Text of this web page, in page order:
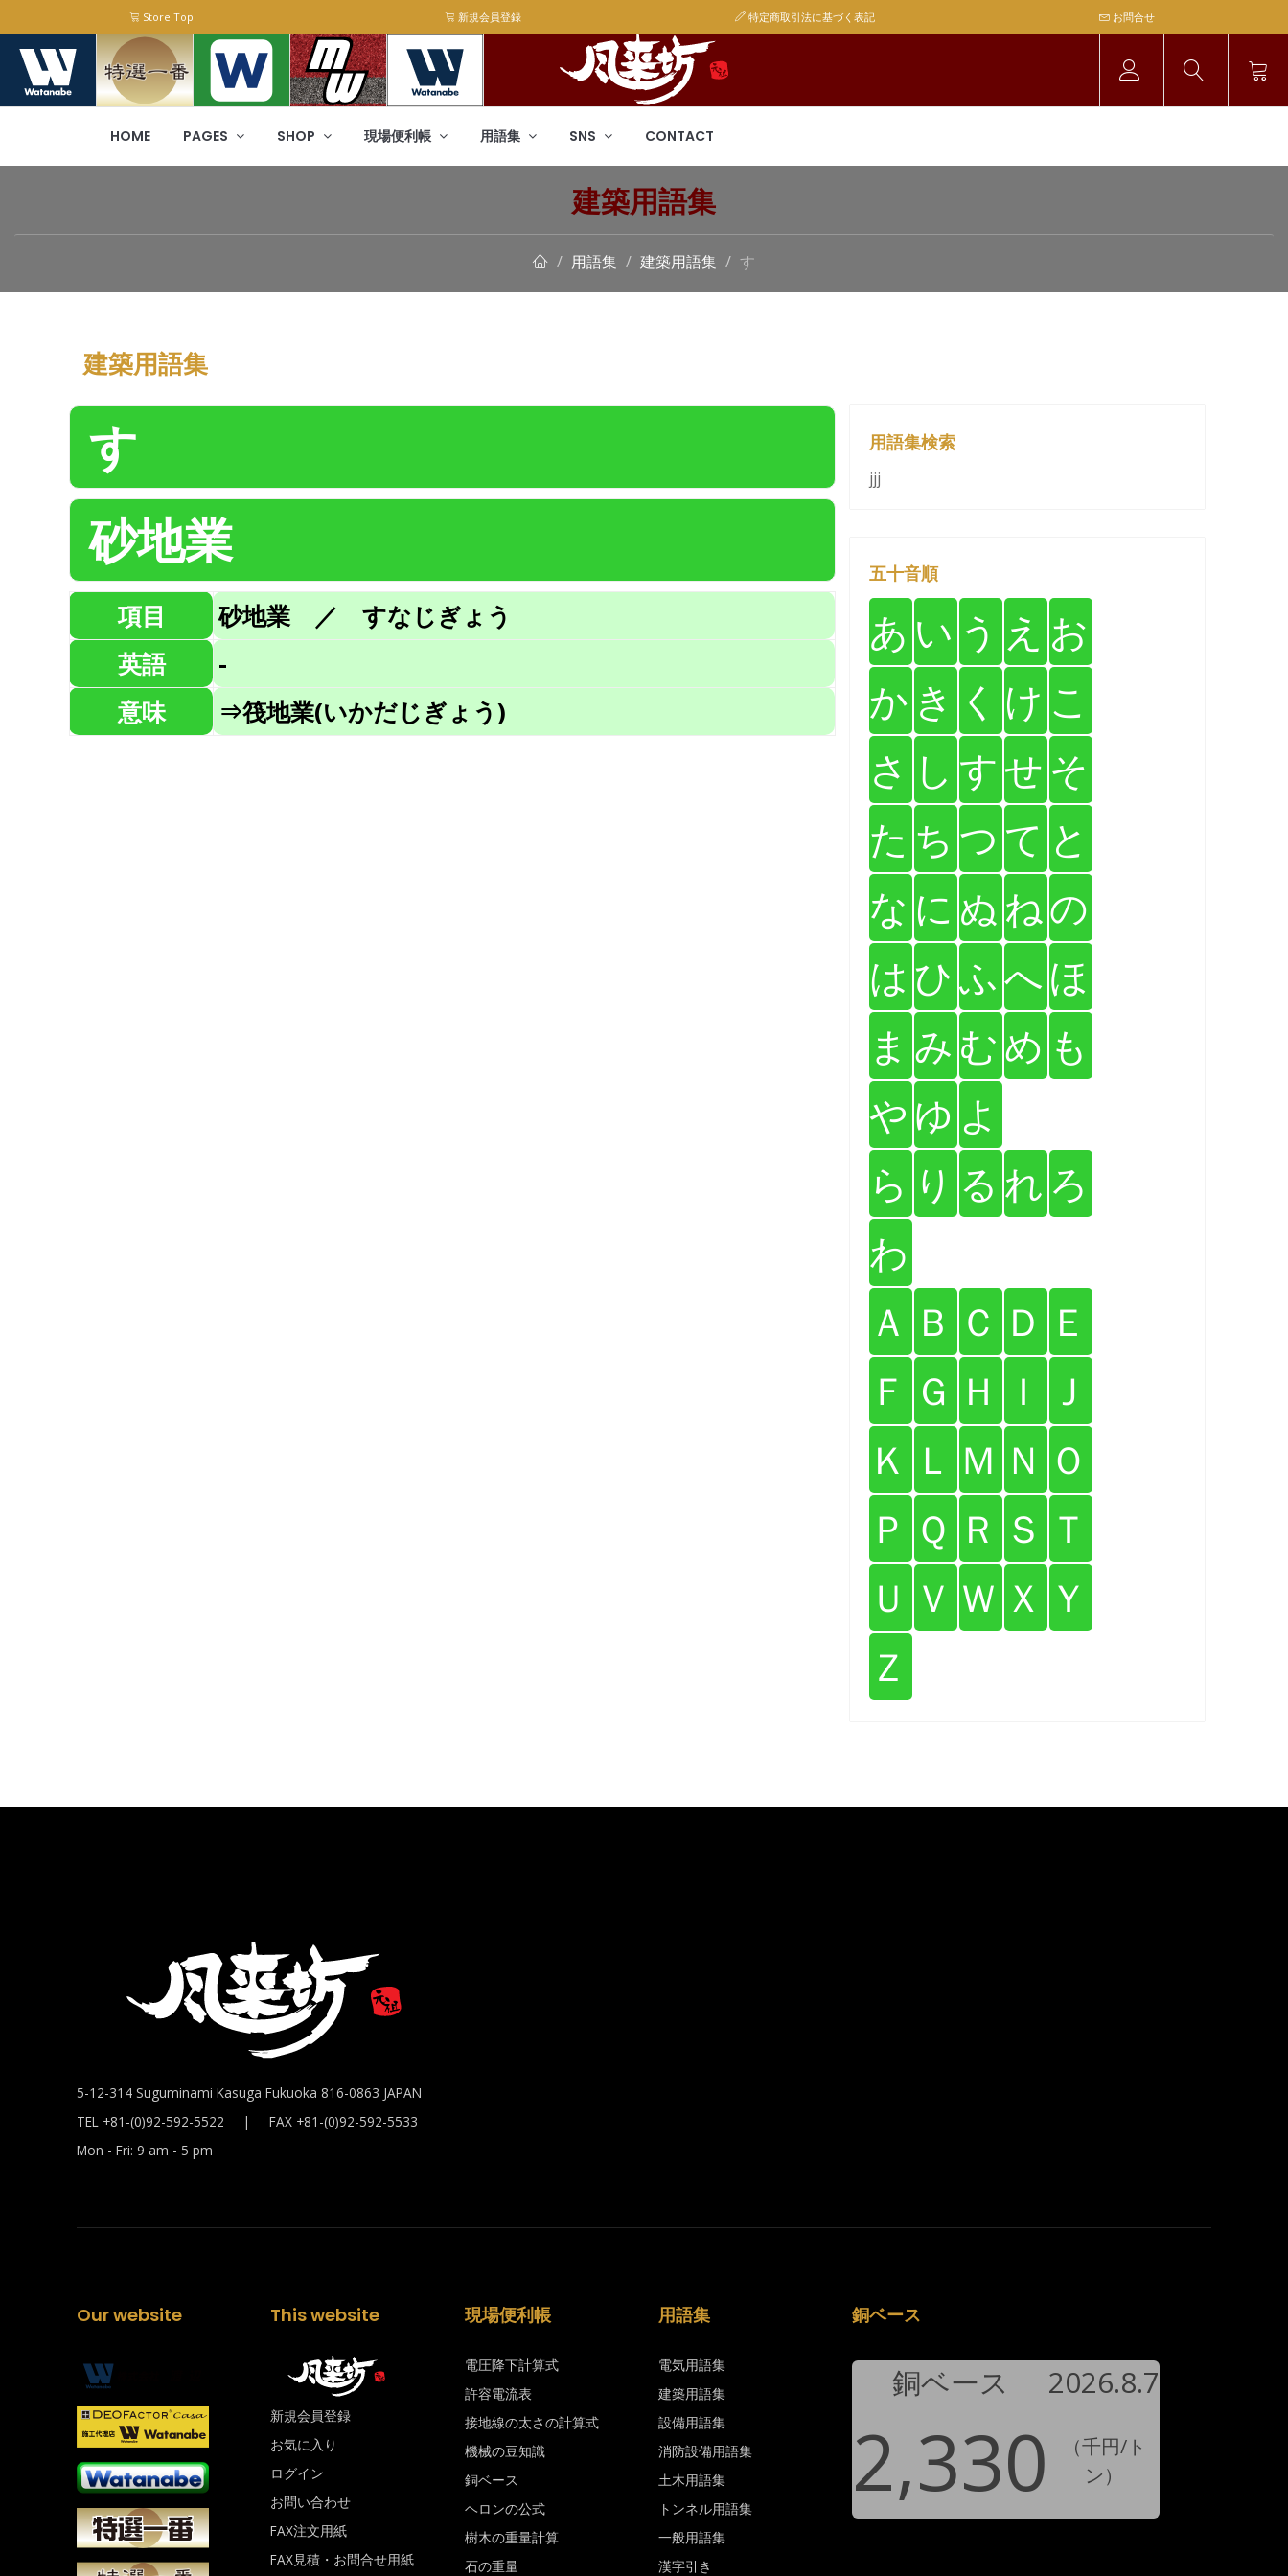
Store Top 新規会員登録 特定商取引法に基づく表記 お問合せ
HOME PAGES SHOP 現場便利帳 用語集 SNS CONTACT
建築用語集
用語集 建築用語集 す
建築用語集
す
砂地業
項目
砂地業 ／ すなじぎょう
英語
-
意味
⇒筏地業(いかだじぎょう)
用語集検索
jjj
五十音順
あ い う え お
か き く け こ
さ し すせ そ
た ち つ て と
な に ぬ ねの
は ひふへほ
ま み むめ も
や ゆ よ
ら り る れ ろ
わ
Ａ Ｂ Ｃ Ｄ Ｅ
Ｆ Ｇ Ｈ Ｉ
Ｊ
Ｋ Ｌ Ｍ Ｎ Ｏ
Ｐ Ｑ Ｒ Ｓ Ｔ
Ｕ Ｖ Ｗ Ｘ Ｙ
Ｚ
5-12-314 Suguminami Kasuga Fukuoka 816-0863 JAPAN
TEL +81-(0)92-592-5522 | FAX +81-(0)92-592-5533
Mon - Fri: 9 am - 5 pm
Our website This website
新規会員登録
お気に入り
ログイン
お問い合わせ
FAX注文用紙
FAX見積・お問合せ用紙
現場便利帳
電圧降下計算式
許容電流表
接地線の太さの計算式
機械の豆知識
銅ベース
ヘロンの公式
樹木の重量計算
石の重量
用語集
電気用語集
建築用語集
設備用語集
消防設備用語集
土木用語集
トンネル用語集
一般用語集
漢字引き
銅ベース
銅ベース 2026.8.7
2,330
（千円/ト
ン）